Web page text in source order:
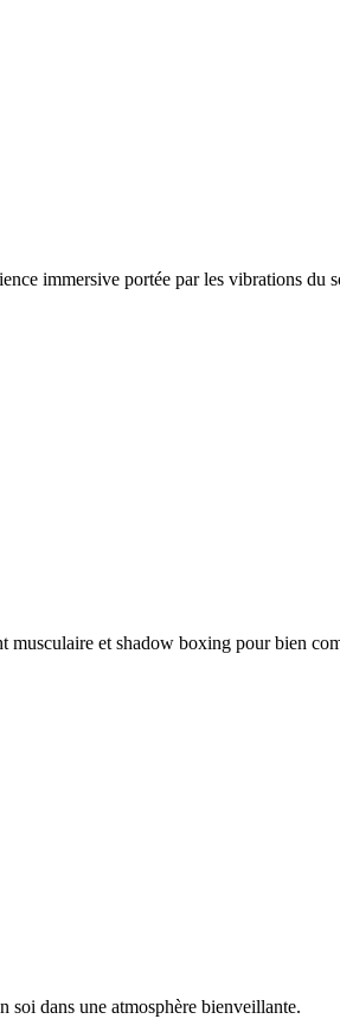
immersive portée par les vibrations du
musculaire et shadow boxing pour bien
soi dans une atmosphère bienveillante.